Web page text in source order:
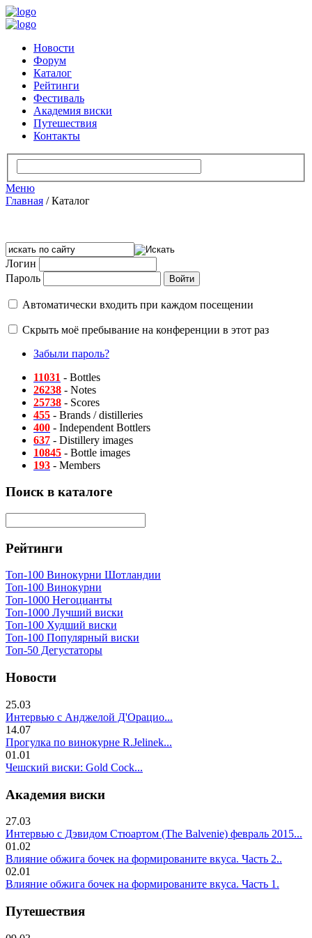
Новости
Форум
Каталог
Рейтинги
Фестиваль
Академия виски
Путешествия
Контакты
Меню
Главная /Каталог
Логин
Пароль
Автоматически входить при каждом посещении
Скрыть моё пребывание на конференции в этот раз
Забыли пароль?
11031 - Bottles
26238 - Notes
25738 - Scores
455 - Brands / distilleries
400 - Independent Bottlers
637 - Distillery images
10845 - Bottle images
193 - Members
Поиск в каталоге
Рейтинги
Топ-100 Винокурни Шотландии
Топ-100 Винокурни
Топ-1000 Негоцианты
Топ-1000 Лучший виски
Топ-100 Худший виски
Топ-100 Популярный виски
Топ-50 Дегустаторы
Новости
25.03
Интервью с Анджелой Д'Орацио...
14.07
Прогулка по винокурне R.Jelinek...
01.01
Чешский виски: Gold Cock...
Академия виски
27.03
Интервью с Дэвидом Стюартом (The Balvenie) февраль 2015...
01.02
Влияние обжига бочек на формированите вкуса. Часть 2..
02.01
Влияние обжига бочек на формированите вкуса. Часть 1.
Путешествия